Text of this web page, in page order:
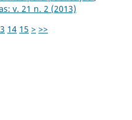
v. 21 n. 2 (2013)
14 15 > >>